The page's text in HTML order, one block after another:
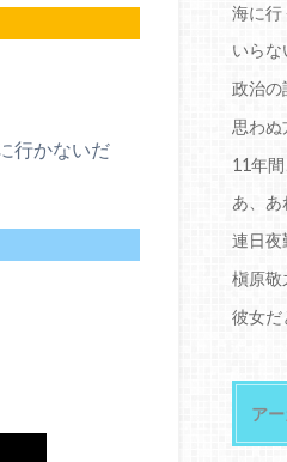
行かないだ
海に行
いらな
政治の
思わぬ
11年
あ、あ
連日夜
槇原敬
彼女だ
ア